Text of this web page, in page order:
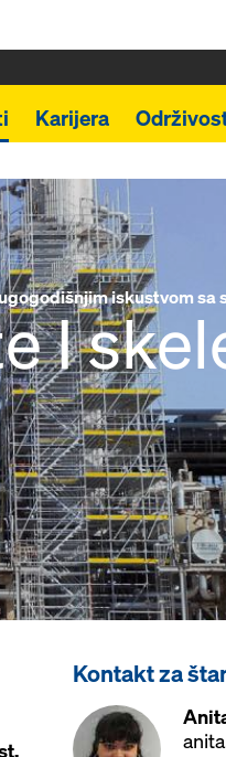
Karijera
iskustvom sa
I
Kontakt za